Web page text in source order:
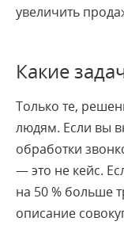
увеличить
Какие
Только те,
людям. Если вы
обработки
— это не кейс.
на 50 % больше
описание